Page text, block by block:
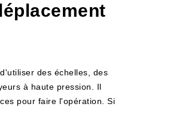
des échelles, des
à haute pression. Il
pour faire l'opération. Si